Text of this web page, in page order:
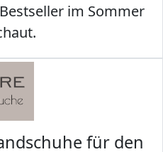
im Sommer
für den